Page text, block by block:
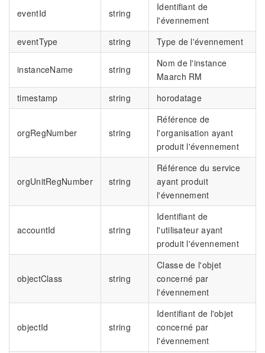
eventId string
Identifiant de
l'évennement
eventType
string Type de l'évennement
instanceName string
Nom de l'instance
Maarch RM
timestamp
string horodatage
orgRegNumber string
Référence de
l'organisation ayant
produit l'évennement
orgUnitRegNumber string
Référence du service
ayant produit
l'évennement
accountId string
Identifiant de
l'utilisateur ayant
produit l'évennement
objectClass string
Classe de l'objet
concerné par
l'évennement
objectId string
Identifiant de l'objet
concerné par
l'évennement